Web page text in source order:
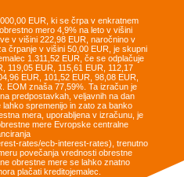
EUR, ki se črpa v enkratnem
mero 4,9% na leto v višini
v višini 222,98 EUR, naročnino v
črpanje v višini 50,00 EUR, je skupni
1.311,52 EUR, če se odplačuje
119,05 EUR, 115,61 EUR, 112,17
EUR, 101,52 EUR, 98,08 EUR,
EOM znaša 77,59%. Ta izračun je
predpostavkah, veljavnih na dan
spremenijo in zato za banko
mera, uporabljena v izračunu, je
mere Evropske centralne
rates/ecb-interest-rates), trenutno
povečanja vrednosti obrestne
obrestne mere se lahko znatno
plačati kreditojemalec.